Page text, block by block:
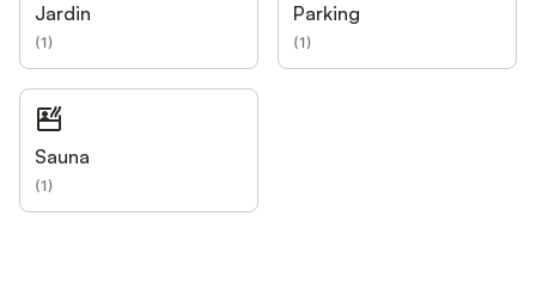
Jardin
(1)
Parking
(1)
Sauna
(1)